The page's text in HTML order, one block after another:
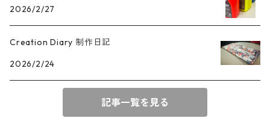
2026/2/27
Creation Diary 制作日記
2026/2/24
記事一覧を見る